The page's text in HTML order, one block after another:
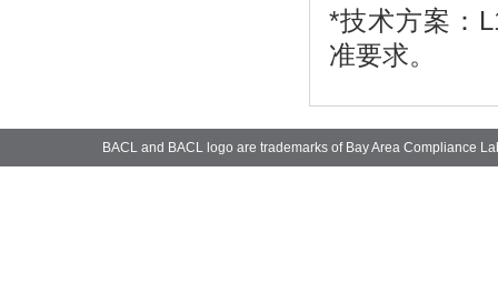
*技术方案：
准要求。
BACL and BACL logo are trademarks of Bay Area